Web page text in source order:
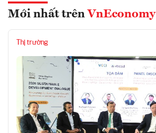
Mới nhất trên VnEconomy
Thị trường